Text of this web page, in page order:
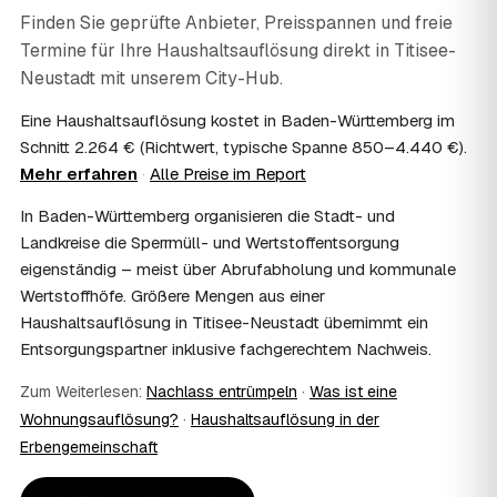
Gerade nach einem Trauerfall in Titisee-Neustadt bleibt
alles vertraulich.
07 Ist die Haushaltsauflösung im Nachlass
Häufig ja: Im Nachlass können die Kosten einer
Haushaltsauflösung als Nachlassverbindlichkeit die
Erbschaftsteuer mindern, bei vermieteten Objekten teils
Rechnung als Beleg. Verbindlich klärt das Ihr
Steuerberater – wir liefern die nötigen Unterlagen.
08 Muss ich als Erbe in Titisee-Neustadt vor Ort
anwesend sein?
Nein, Sie müssen nicht durchgängig anwesend sein. Viele
Erben übergeben in Titisee-Neustadt nur die Schlüssel
Eine kurze Übergabe zu Beginn und zur besenreinen
Abnahme genügt meist.
09
Bekomme ich einen Entsorgungsnachweis?
Verwertungsnachweis über die fachgerechte Entsorgung.
Finden Sie geprüfte Anbieter, Preisspannen und freie
Termine für Ihre Haushaltsauflösung direkt in Titisee-
Neustadt mit unserem City-Hub.
Eine Haushaltsauflösung kostet in Baden-Württemberg im
Schnitt 2.264 € (Richtwert, typische Spanne 850–4.440 €).
Mehr erfahren · Alle Preise im Report
In Baden-Württemberg organisieren die Stadt- und
Landkreise die Sperrmüll- und Wertstoffentsorgung
eigenständig – meist über Abrufabholung und kommunale
Wertstoffhöfe. Größere Mengen aus einer
Haushaltsauflösung in Titisee-Neustadt übernimmt ein
Entsorgungspartner inklusive fachgerechtem Nachweis.
Zum Weiterlesen: Nachlass entrümpeln · Was ist eine
Wohnungsauflösung? · Haushaltsauflösung in der
Erbengemeinschaft